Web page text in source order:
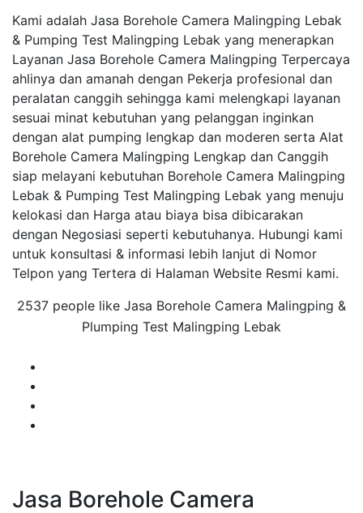
Kami adalah Jasa Borehole Camera Malingping Lebak
& Pumping Test Malingping Lebak yang menerapkan
Layanan Jasa Borehole Camera Malingping Terpercaya
ahlinya dan amanah dengan Pekerja profesional dan
peralatan canggih sehingga kami melengkapi layanan
sesuai minat kebutuhan yang pelanggan inginkan
dengan alat pumping lengkap dan moderen serta Alat
Borehole Camera Malingping Lengkap dan Canggih
siap melayani kebutuhan Borehole Camera Malingping
Lebak & Pumping Test Malingping Lebak yang menuju
kelokasi dan Harga atau biaya bisa dibicarakan
dengan Negosiasi seperti kebutuhanya. Hubungi kami
untuk konsultasi & informasi lebih lanjut di Nomor
Telpon yang Tertera di Halaman Website Resmi kami.
2537 people like Jasa Borehole Camera Malingping &
Plumping Test Malingping Lebak
Jasa Borehole Camera